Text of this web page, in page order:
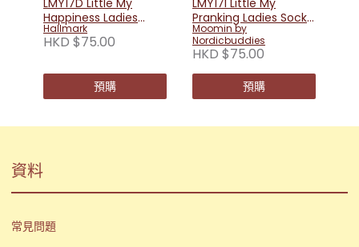
Hallmark
LMY17D Little My
Happiness Ladies
Socks - Pink
HKD $75.00
預購
Moomin by
Nordicbuddies
LMY17I Little My
Pranking Ladies Socks
- Grey
HKD $75.00
預購
資料
常見問題